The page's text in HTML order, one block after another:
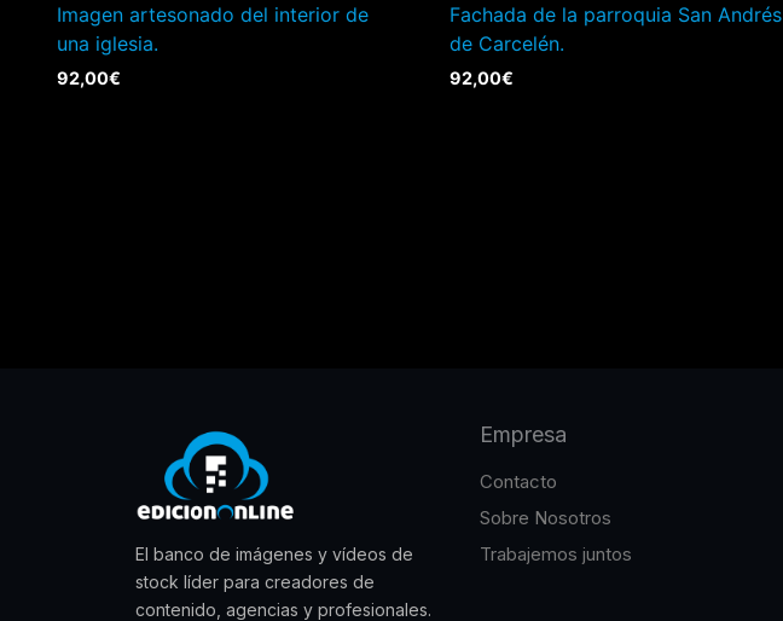
Imagen artesonado del interior de
una iglesia.
92,00€
Fachada de la parroquia San Andrés
de Carcelén.
92,00€
El banco de imágenes y vídeos de
stock líder para creadores de
contenido, agencias y profesionales.
Empresa
Contacto
Sobre Nosotros
Trabajemos juntos